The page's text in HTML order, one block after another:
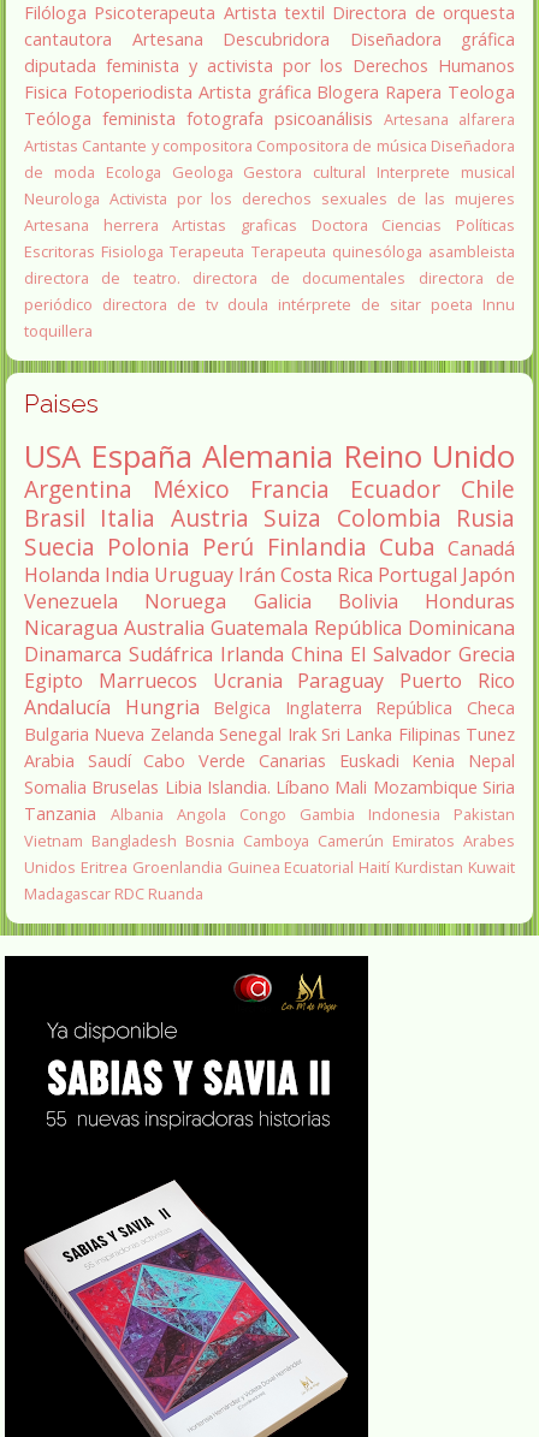
Filóloga Psicoterapeuta Artista textil Directora de orquesta
cantautora
Artesana Descubridora
Diseñadora gráfica
diputada feminista y activista por los Derechos Humanos
Fisica Fotoperiodista Artista gráfica Blogera Rapera Teologa
Teóloga feminista fotografa psicoanálisis Artesana alfarera
Artistas Cantante y compositora Compositora de música Diseñadora
de moda
Ecologa Geologa Gestora cultural
Interprete musical
Neurologa Activista por los derechos sexuales de las mujeres
Artesana herrera
Artistas graficas
Doctora Ciencias Políticas
Escritoras Fisiologa Terapeuta Terapeuta quinesóloga asambleista
directora de teatro.
directora de documentales
directora de
periódico directora de tv doula intérprete de sitar poeta Innu
toquillera
Paises
USA España Alemania Reino Unido
Argentina México Francia Ecuador
Chile
Brasil Italia Austria Suiza Colombia Rusia
Suecia Polonia Perú Finlandia Cuba Canadá
Holanda India Uruguay Irán Costa Rica Portugal Japón
Venezuela
Noruega Galicia Bolivia
Honduras
Nicaragua Australia Guatemala República Dominicana
Dinamarca Sudáfrica Irlanda China El Salvador Grecia
Egipto
Marruecos Ucrania Paraguay
Puerto Rico
Andalucía
Hungria Belgica Inglaterra
República Checa
Bulgaria Nueva Zelanda Senegal Irak Sri Lanka Filipinas Tunez
Arabia Saudí Cabo Verde Canarias Euskadi Kenia
Nepal
Somalia Bruselas Libia Islandia. Líbano Mali Mozambique Siria
Tanzania
Albania Angola Congo Gambia Indonesia
Pakistan
Vietnam Bangladesh Bosnia Camboya Camerún Emiratos Arabes
Unidos Eritrea Groenlandia Guinea Ecuatorial Haití Kurdistan Kuwait
Madagascar RDC Ruanda